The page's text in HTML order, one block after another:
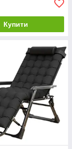
Купити